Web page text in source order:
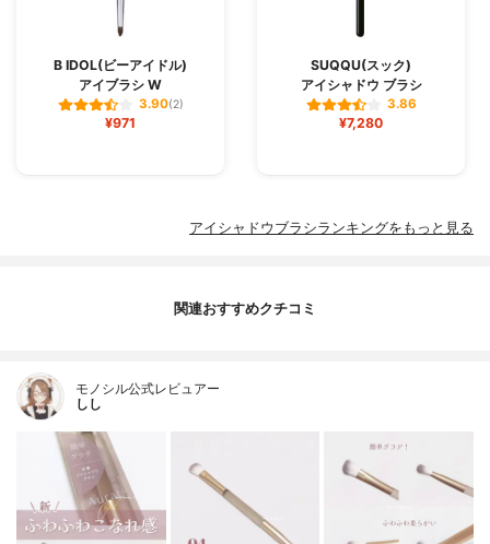
B IDOL(ビーアイドル)
アイブラシ W
3.90(2)
¥971
SUQQU(スック)
アイシャドウ ブラシ
3.86
¥7,280
アイシャドウブラシランキングをもっと見る
関連おすすめクチコミ
モノシル公式レビュアー
しし